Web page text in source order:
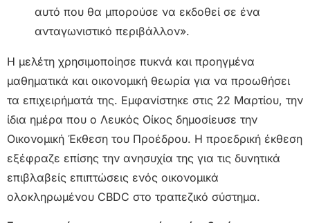
αυτό που θα μπορούσε να εκδοθεί σε ένα
ανταγωνιστικό περιβάλλον».
Η μελέτη χρησιμοποίησε πυκνά και προηγμένα
μαθηματικά και οικονομική θεωρία για να προωθήσει
τα επιχειρήματά της. Εμφανίστηκε στις 22 Μαρτίου, την
ίδια ημέρα που ο Λευκός Οίκος δημοσίευσε την
Οικονομική Έκθεση του Προέδρου. Η προεδρική έκθεση
εξέφραζε επίσης την ανησυχία της για τις δυνητικά
επιβλαβείς επιπτώσεις ενός οικονομικά
ολοκληρωμένου CBDC στο τραπεζικό σύστημα.